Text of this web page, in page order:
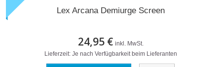
Lex Arcana Demiurge Screen
24,95 € inkl. MwSt.
Lieferzeit: Je nach Verfügbarkeit beim Lieferanten